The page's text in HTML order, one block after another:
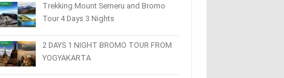
Trekking Mount Semeru and Bromo
Tour 4 Days 3 Nights
2 DAYS 1 NIGHT BROMO TOUR FROM
YOGYAKARTA